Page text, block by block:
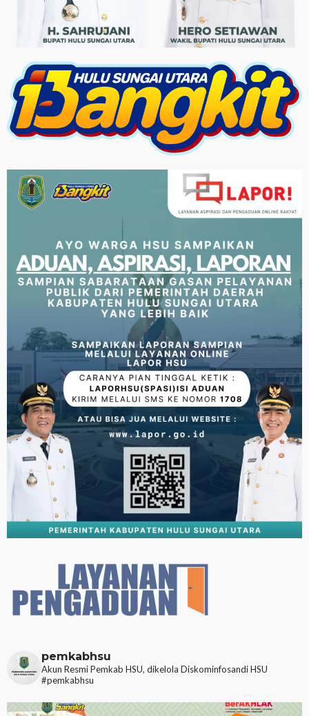
pemkabhsu
Akun Resmi Pemkab HSU, dikelola Diskominfosandi HSU
#pemkabhsu